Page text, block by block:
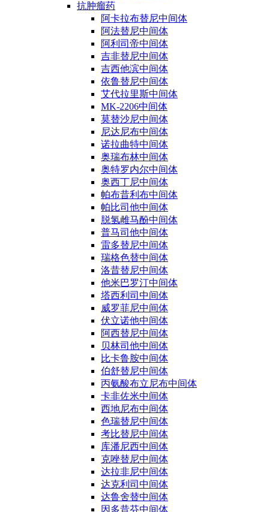
抗肿瘤药
阿卡拉布替尼中间体
阿法替尼中间体
阿利司帝中间体
吉非替尼中间体
吉西他滨中间体
依鲁替尼中间体
艾代拉里斯中间体
MK-2206中间体
莫替沙尼中间体
尼达尼布中间体
诺拉曲特中间体
奥瑞布林中间体
奥特罗内尔中间体
奥西丁尼中间体
帕布昔利布中间体
帕比司他中间体
脱氢雌马酚中间体
普马司他中间体
雷多替尼中间体
瑞格色替中间体
洛昔替尼中间体
他米巴罗汀中间体
塔西利司中间体
威罗菲尼中间体
伏立诺他中间体
阿西替尼中间体
贝林司他中间体
比卡鲁胺中间体
伯舒替尼中间体
丙氨酸布立尼布中间体
卡非佐米中间体
西地尼布中间体
色瑞替尼中间体
考比替尼中间体
库潘尼西中间体
克唑替尼中间体
达拉非尼中间体
达克利司中间体
达鲁舍替中间体
因多昔芬中间体